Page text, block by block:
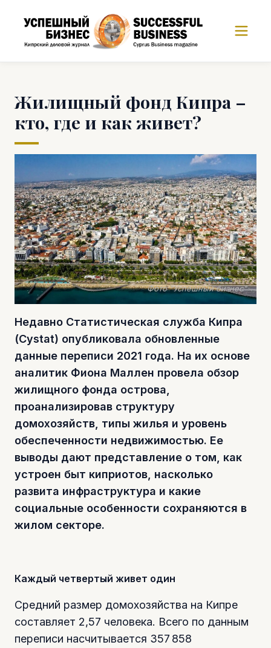
Жилищный фонд Кипра –
кто, где и как живет?
Фото "Успешный бизнес"
Недавно Статистическая служба Кипра
(Cystat) опубликовала обновленные
данные переписи 2021 года. На их основе
аналитик Фиона Маллен провела обзор
жилищного фонда острова,
проанализировав структуру
домохозяйств, типы жилья и уровень
обеспеченности недвижимостью. Ее
выводы дают представление о том, как
устроен быт киприотов, насколько
развита инфраструктура и какие
социальные особенности сохраняются в
жилом секторе.
Каждый четвертый живет один
Средний размер домохозяйства на Кипре
составляет 2,57 человека. Всего по данным
переписи насчитывается 357 858